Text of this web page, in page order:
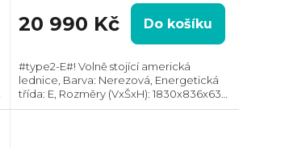
20 990 Kč Do košíku
#type2-E#! Volně stojící americká
lednice, Barva: Nerezová, Energetická
třída: E, Rozměry (VxŠxH): 1830x836x636
mm, Celkový objem: 436 l, Technologie: